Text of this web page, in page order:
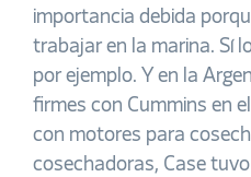
importancia debida
trabajar en la marina. Sí
por ejemplo. Y en la
firmes con Cummins en
con motores para
cosechadoras, Case